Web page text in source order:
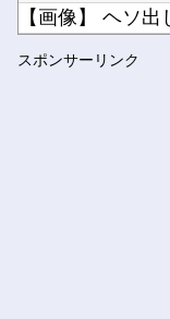
スポンサーリンク